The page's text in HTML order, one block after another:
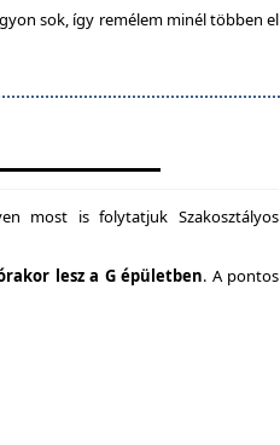
sok, így remélem minél többen el
most is folytatjuk Szakosztályos
lesz a G épületben. A pontos